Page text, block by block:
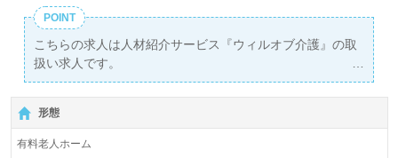
POINT
こちらの求人は人材紹介サービス『ウィルオブ介護』の取
扱い求人です。
詳細に関してお気軽にご相談ください♪
【無料】で皆さんの転職活動をサポートいたします。
形態
有料老人ホーム